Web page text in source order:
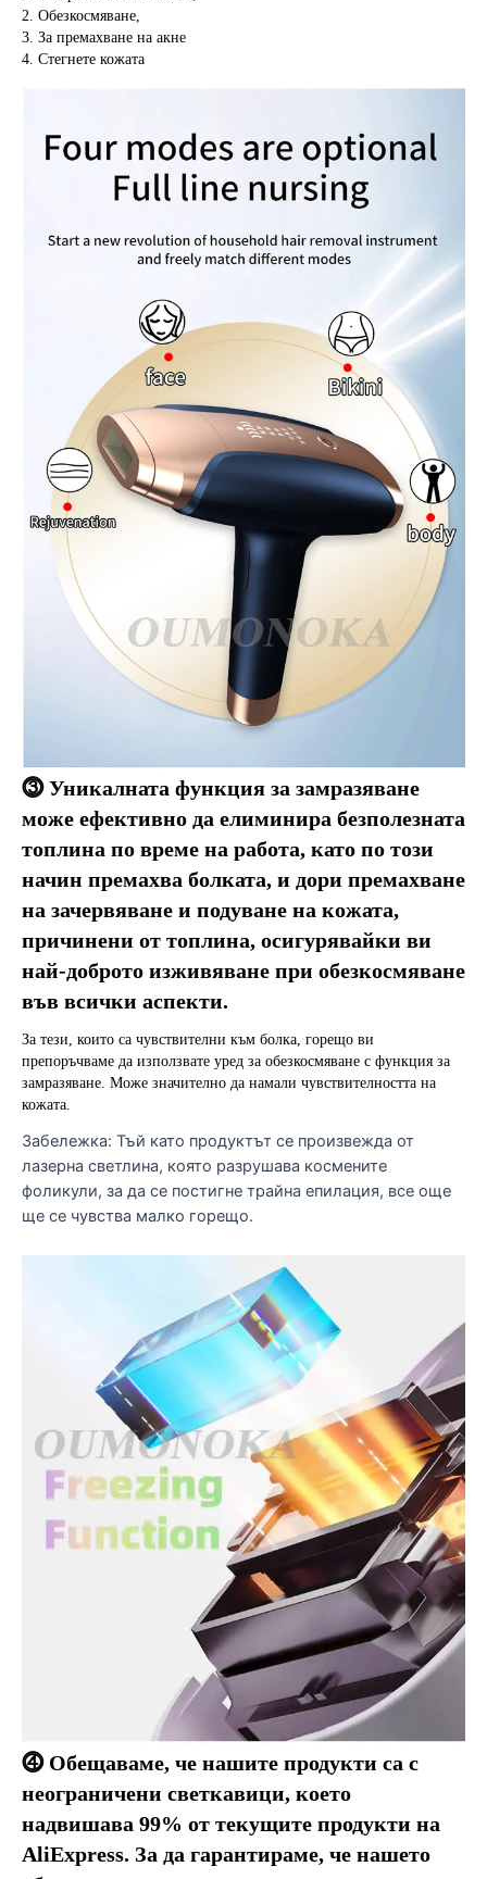
2. Обезкосмяване,
3. За премахване на акне
4. Стегнете кожата
⓷ Уникалната функция за замразяване
може ефективно да елиминира безполезната
топлина по време на работа, като по този
начин премахва болката, и дори премахване
на зачервяване и подуване на кожата,
причинени от топлина, осигурявайки ви
най-доброто изживяване при обезкосмяване
във всички аспекти.
За тези, които са чувствителни към болка, горещо ви
препоръчваме да използвате уред за обезкосмяване с функция за
замразяване. Може значително да намали чувствителността на
кожата.
Забележка: Тъй като продуктът се произвежда от
лазерна светлина, която разрушава космените
фоликули, за да се постигне трайна епилация, все още
ще се чувства малко горещо.
⓸ Обещаваме, че нашите продукти са с
неограничени светкавици, което
надвишава 99% от текущите продукти на
AliExpress. За да гарантираме, че нашето